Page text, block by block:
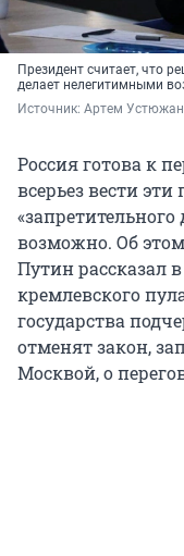
Президент считает, что
делает нелегитимными
Источник: Артем
Россия готова к
всерьез вести
возможно. Об
Путин рассказал
кремлевского
государства
отменят закон,
Москвой, о